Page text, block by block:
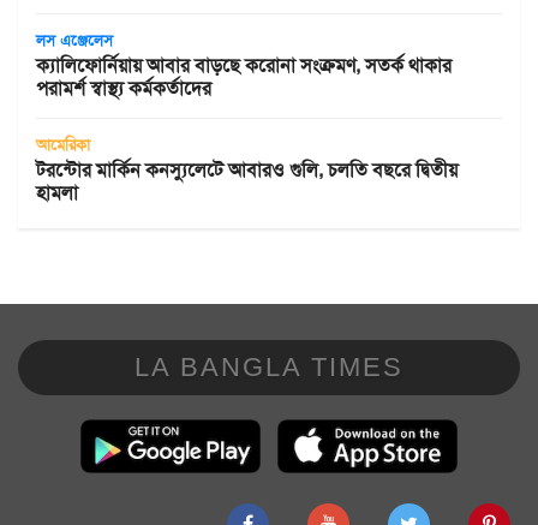
লস এঞ্জেলেস
ক্যালিফোর্নিয়ায় আবার বাড়ছে করোনা সংক্রমণ, সতর্ক থাকার
পরামর্শ স্বাস্থ্য কর্মকর্তাদের
আমেরিকা
টরন্টোর মার্কিন কনস্যুলেটে আবারও গুলি, চলতি বছরে দ্বিতীয়
হামলা
LA BANGLA TIMES